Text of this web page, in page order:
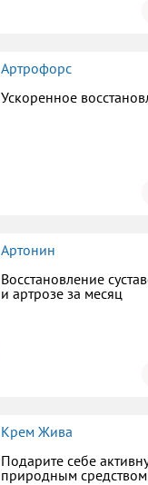
Артрофорс
Ускоренное
Артонин
Восстановление
и артрозе за месяц
Крем Жива
Подарите себе
природным средством